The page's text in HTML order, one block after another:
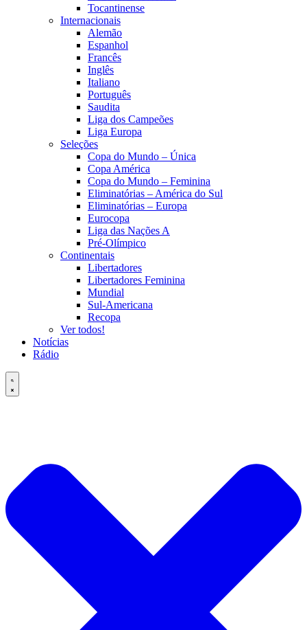
Tocantinense
Internacionais
Alemão
Espanhol
Francês
Inglês
Italiano
Português
Saudita
Liga dos Campeões
Liga Europa
Seleções
Copa do Mundo – Única
Copa América
Copa do Mundo – Feminina
Eliminatórias – América do Sul
Eliminatórias – Europa
Eurocopa
Liga das Nações A
Pré-Olímpico
Continentais
Libertadores
Libertadores Feminina
Mundial
Sul-Americana
Recopa
Ver todos!
Notícias
Rádio